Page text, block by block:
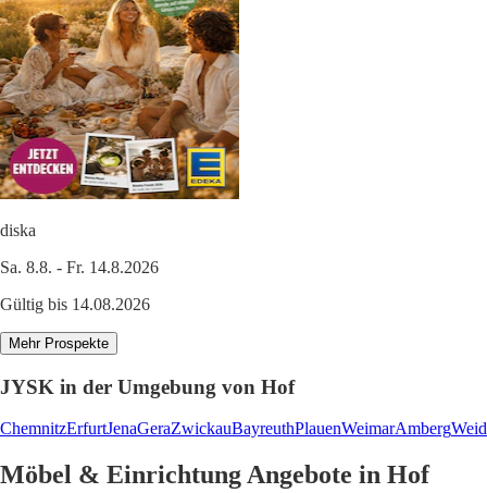
diska
Sa. 8.8. - Fr. 14.8.2026
Gültig bis 14.08.2026
Mehr Prospekte
JYSK in der Umgebung von Hof
ChemnitzErfurtJenaGeraZwickauBayreuthPlauenWeimarAmberg
Möbel & Einrichtung Angebote in Hof